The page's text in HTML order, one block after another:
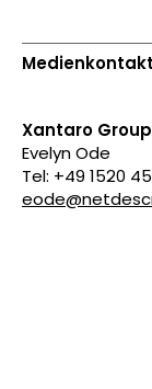
Xantaro Group
Evelyn Ode
Tel: +49 1520